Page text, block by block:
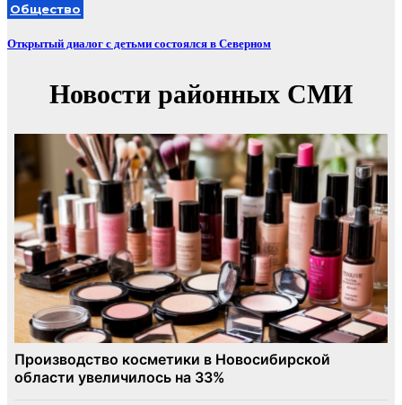
Общество
Открытый диалог с детьми состоялся в Северном